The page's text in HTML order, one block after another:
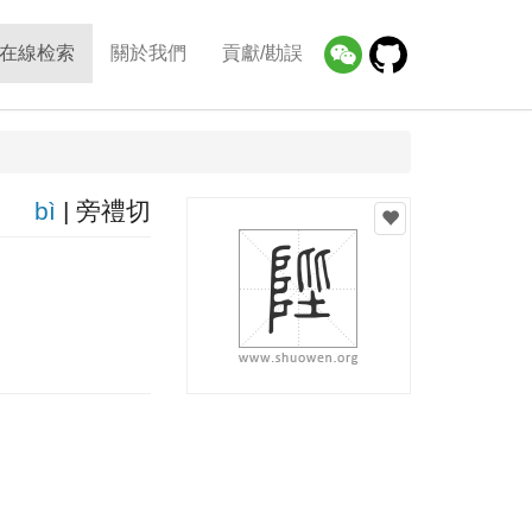
在線检索 關於我們 貢獻/勘誤
bì | 旁禮切